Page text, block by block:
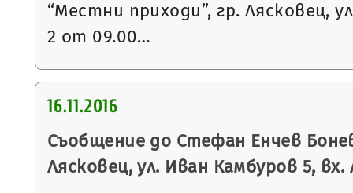
“Местни приходи”, гр. Лясковец,
2 от 09.00…
16.11.2016
Съобщение до Стефан Енчев
Лясковец, ул. Иван Камбуров 5, вх.